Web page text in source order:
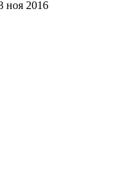
ноя 2016